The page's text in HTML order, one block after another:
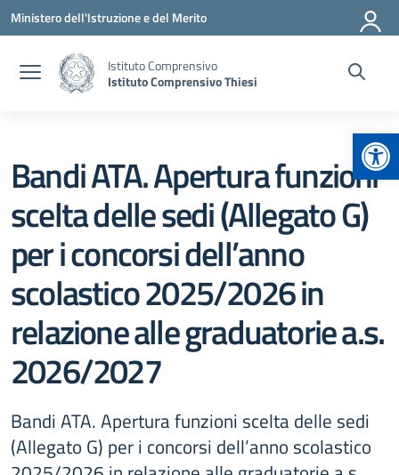
Vai ai contenuti
Vai al menu di navigazione
Vai al footer
Ministero dell'Istruzione e del Merito
Istituto Comprensivo
Istituto Comprensivo Thiesi
Bandi ATA. Apertura funzioni
scelta delle sedi (Allegato G)
per i concorsi dell’anno
scolastico 2025/2026 in
relazione alle graduatorie a.s.
2026/2027
Bandi ATA. Apertura funzioni scelta delle sedi
(Allegato G) per i concorsi dell’anno scolastico